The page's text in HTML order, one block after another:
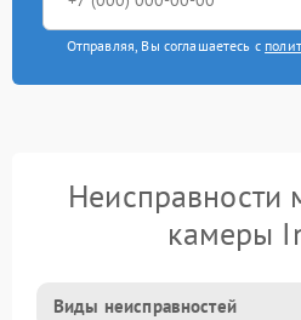
Отправляя, Вы соглашаетесь с
Неисправности
камеры
Виды неисправностей